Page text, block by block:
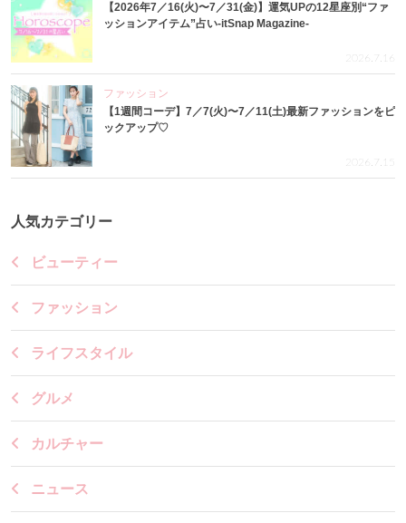
【2026年7／16(火)〜7／31(金)】運気UPの12星座別“ファ
ッションアイテム”占い-itSnap Magazine-
2026.7.16
ファッション
【1週間コーデ】7／7(火)〜7／11(土)最新ファッションをピ
ックアップ♡
2026.7.15
人気カテゴリー
ビューティー
ファッション
ライフスタイル
グルメ
カルチャー
ニュース